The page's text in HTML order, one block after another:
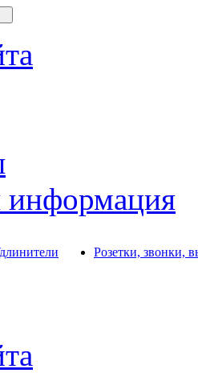
информация
Розетки, звонки,